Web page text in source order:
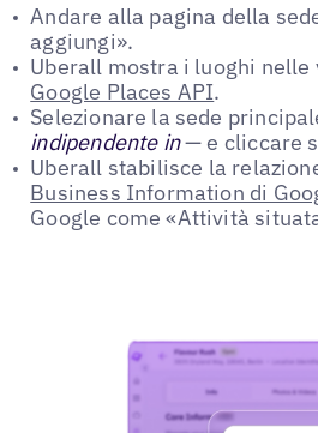
Andare alla pagina della
aggiungi».
Uberall mostra i luoghi
Google Places API.
Selezionare la sede
indipendente in— e cliccare
Uberall stabilisce la
Business Information di
Google come «Attività